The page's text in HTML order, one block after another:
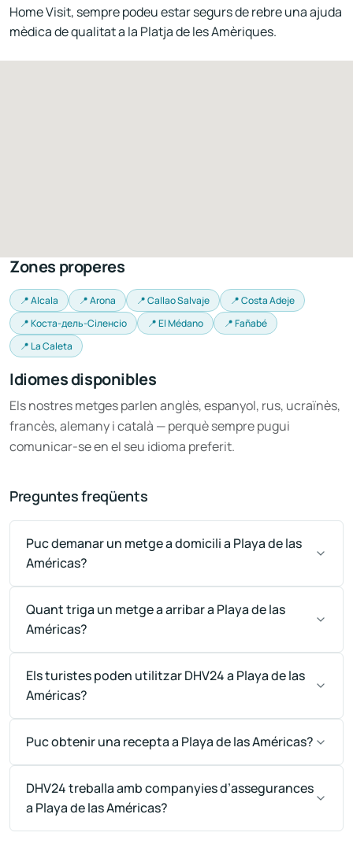
Home Visit, sempre podeu estar segurs de rebre una ajuda
mèdica de qualitat a la Platja de les Amèriques.
Zones properes
📍 Alcala 📍 Arona 📍 Callao Salvaje
📍 Costa Adeje
📍 Коста-дель-Сіленсіо
📍 El Médano
📍 Fañabé
📍 La Caleta
Idiomes disponibles
Els nostres metges parlen anglès, espanyol, rus, ucraïnès,
francès, alemany i català — perquè sempre pugui
comunicar-se en el seu idioma preferit.
Preguntes freqüents
Puc demanar un metge a domicili a Playa de las
Américas?
Quant triga un metge a arribar a Playa de las
Américas?
Els turistes poden utilitzar DHV24 a Playa de las
Américas?
Puc obtenir una recepta a Playa de las Américas?
DHV24 treballa amb companyies d’assegurances
a Playa de las Américas?